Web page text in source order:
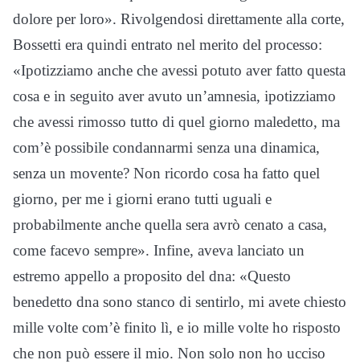
dolore per loro». Rivolgendosi direttamente alla corte,
Bossetti era quindi entrato nel merito del processo:
«Ipotizziamo anche che avessi potuto aver fatto questa
cosa e in seguito aver avuto un’amnesia, ipotizziamo
che avessi rimosso tutto di quel giorno maledetto, ma
com’è possibile condannarmi senza una dinamica,
senza un movente? Non ricordo cosa ha fatto quel
giorno, per me i giorni erano tutti uguali e
probabilmente anche quella sera avrò cenato a casa,
come facevo sempre». Infine, aveva lanciato un
estremo appello a proposito del dna: «Questo
benedetto dna sono stanco di sentirlo, mi avete chiesto
mille volte com’è finito lì, e io mille volte ho risposto
che non può essere il mio. Non solo non ho ucciso